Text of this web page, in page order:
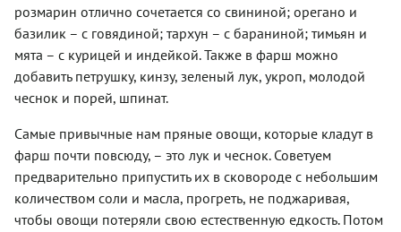
розмарин отлично сочетается со свининой; орегано и
базилик – с говядиной; тархун – с бараниной; тимьян и
мята – с курицей и индейкой. Также в фарш можно
добавить петрушку, кинзу, зеленый лук, укроп, молодой
чеснок и порей, шпинат.
Самые привычные нам пряные овощи, которые кладут в
фарш почти повсюду, – это лук и чеснок. Советуем
предварительно припустить их в сковороде с небольшим
количеством соли и масла, прогреть, не поджаривая,
чтобы овощи потеряли свою естественную едкость. Потом